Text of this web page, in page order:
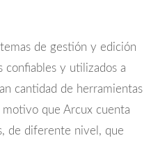
de gestión y edición
confiables y utilizados a
cantidad de herramientas
motivo que Arcux cuenta
de diferente nivel, que